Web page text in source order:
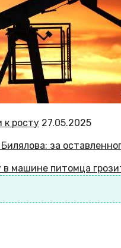
росту 27.05.2025
в машине питомца